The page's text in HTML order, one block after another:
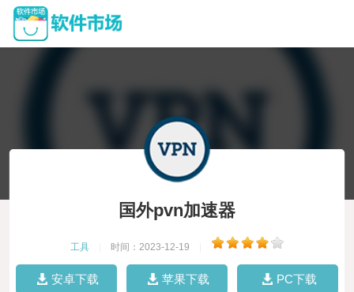
国外pvn加速器
工具 时间：2023-12-19
安卓下载 苹果下载 PC下载